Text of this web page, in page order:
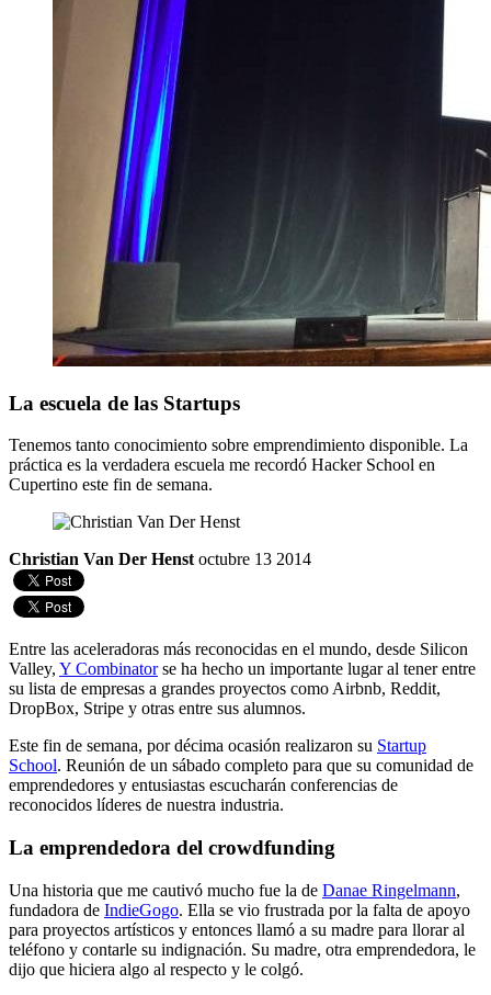
La escuela de las Startups
Tenemos tanto conocimiento sobre emprendimiento disponible. La
práctica es la verdadera escuela me recordó Hacker School en
Cupertino este fin de semana.
Christian Van Der Henst octubre 13 2014
Entre las aceleradoras más reconocidas en el mundo, desde Silicon
Valley, Y Combinatorse ha hecho un importante lugar al tener entre
su lista de empresas a grandes proyectos como Airbnb, Reddit,
DropBox, Stripe y otras entre sus alumnos.
Este fin de semana, por décima ocasión realizaron su Startup
School. Reunión de un sábado completo para que su comunidad de
emprendedores y entusiastas escucharán conferencias de
reconocidos líderes de nuestra industria.
La emprendedora del crowdfunding
Una historia que me cautivó mucho fue la de Danae Ringelmann,
fundadora de IndieGogo. Ella se vio frustrada por la falta de apoyo
para proyectos artísticos y entonces llamó a su madre para llorar al
teléfono y contarle su indignación. Su madre, otra emprendedora, le
dijo que hiciera algo al respecto y le colgó.